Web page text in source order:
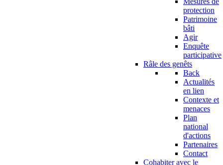
protection
Patrimoine
bâti
Agir
Enquête
participative
Râle des genêts
Back
Actualités
en lien
Contexte et
menaces
Plan
national
d'actions
Partenaires
Contact
Cohabiter avec le